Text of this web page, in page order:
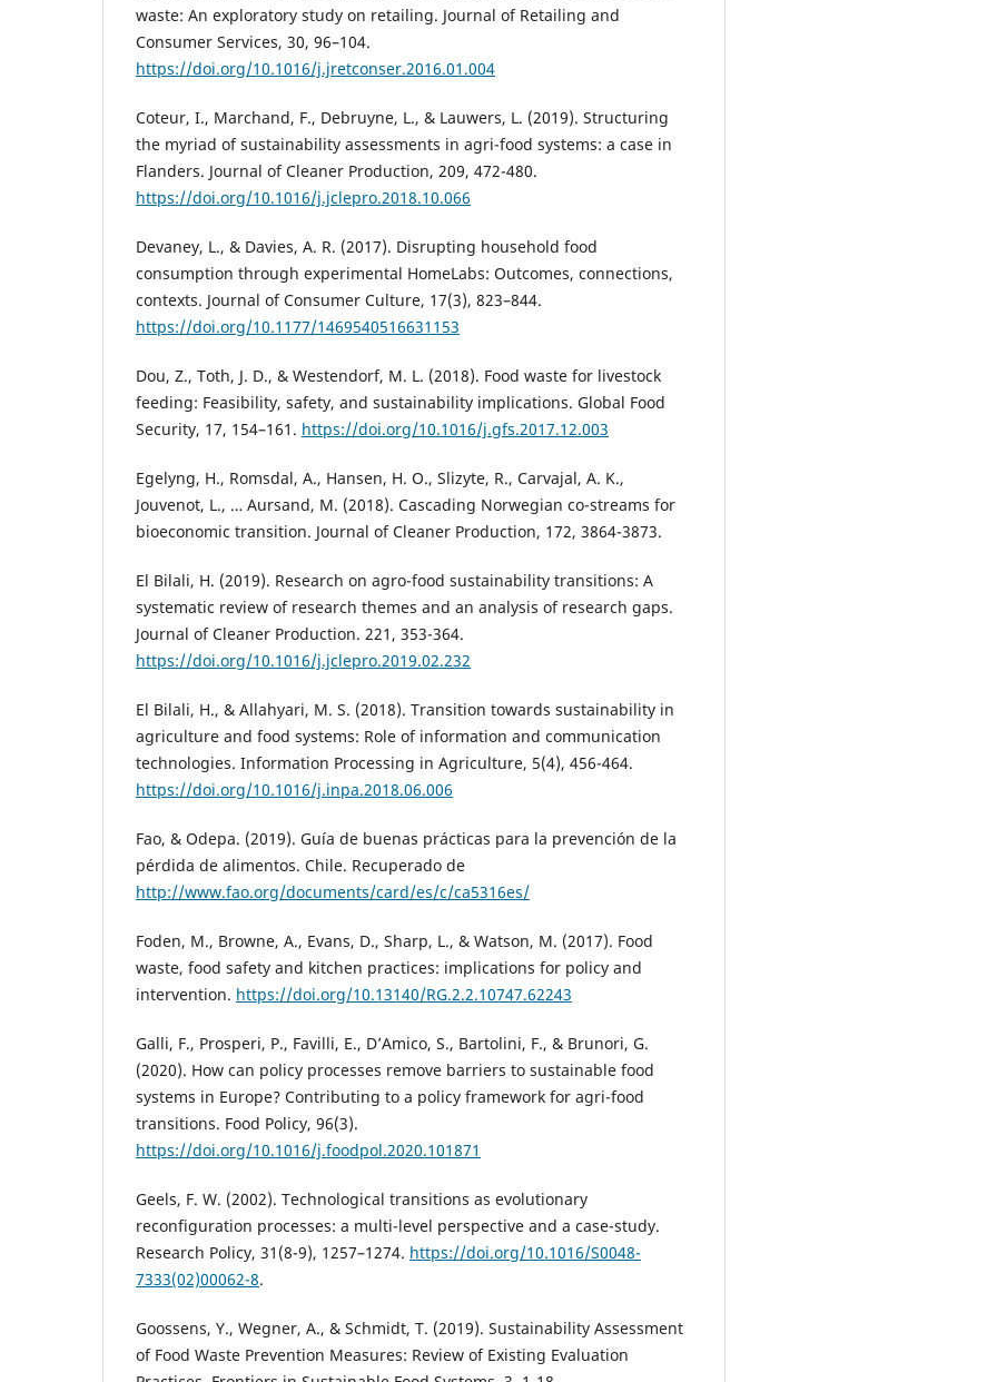
waste: An exploratory study on retailing. Journal of Retailing and
Consumer Services, 30, 96–104.
https://doi.org/10.1016/j.jretconser.2016.01.004
Coteur, I., Marchand, F., Debruyne, L., & Lauwers, L. (2019). Structuring
the myriad of sustainability assessments in agri-food systems: a case in
Flanders. Journal of Cleaner Production, 209, 472-480.
https://doi.org/10.1016/j.jclepro.2018.10.066
Devaney, L., & Davies, A. R. (2017). Disrupting household food
consumption through experimental HomeLabs: Outcomes, connections,
contexts. Journal of Consumer Culture, 17(3), 823–844.
https://doi.org/10.1177/1469540516631153
Dou, Z., Toth, J. D., & Westendorf, M. L. (2018). Food waste for livestock
feeding: Feasibility, safety, and sustainability implications. Global Food
Security, 17, 154–161. https://doi.org/10.1016/j.gfs.2017.12.003
Egelyng, H., Romsdal, A., Hansen, H. O., Slizyte, R., Carvajal, A. K.,
Jouvenot, L., … Aursand, M. (2018). Cascading Norwegian co-streams for
bioeconomic transition. Journal of Cleaner Production, 172, 3864-3873.
El Bilali, H. (2019). Research on agro-food sustainability transitions: A
systematic review of research themes and an analysis of research gaps.
Journal of Cleaner Production. 221, 353-364.
https://doi.org/10.1016/j.jclepro.2019.02.232
El Bilali, H., & Allahyari, M. S. (2018). Transition towards sustainability in
agriculture and food systems: Role of information and communication
technologies. Information Processing in Agriculture, 5(4), 456-464.
https://doi.org/10.1016/j.inpa.2018.06.006
Fao, & Odepa. (2019). Guía de buenas prácticas para la prevención de la
pérdida de alimentos. Chile. Recuperado de
http://www.fao.org/documents/card/es/c/ca5316es/
Foden, M., Browne, A., Evans, D., Sharp, L., & Watson, M. (2017). Food
waste, food safety and kitchen practices: implications for policy and
intervention. https://doi.org/10.13140/RG.2.2.10747.62243
Galli, F., Prosperi, P., Favilli, E., D’Amico, S., Bartolini, F., & Brunori, G.
(2020). How can policy processes remove barriers to sustainable food
systems in Europe? Contributing to a policy framework for agri-food
transitions. Food Policy, 96(3).
https://doi.org/10.1016/j.foodpol.2020.101871
Geels, F. W. (2002). Technological transitions as evolutionary
reconfiguration processes: a multi-level perspective and a case-study.
Research Policy, 31(8-9), 1257–1274. https://doi.org/10.1016/S0048-
7333(02)00062-8.
Goossens, Y., Wegner, A., & Schmidt, T. (2019). Sustainability Assessment
of Food Waste Prevention Measures: Review of Existing Evaluation